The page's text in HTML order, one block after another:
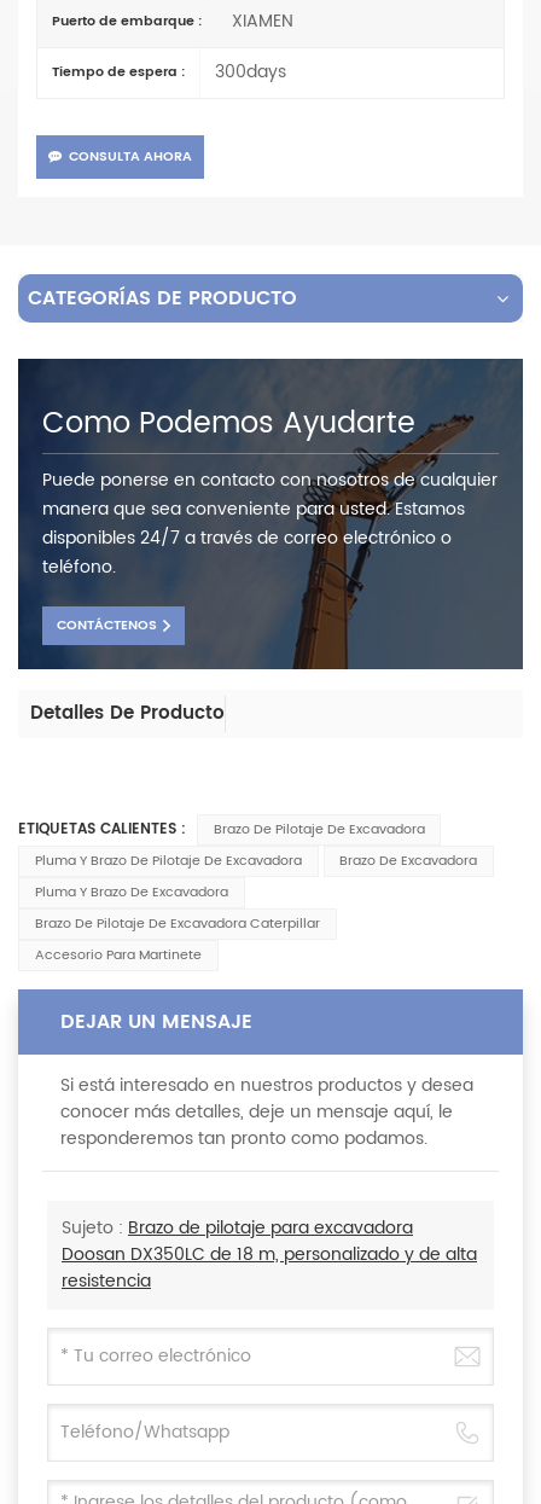
Puerto de embarque : XIAMEN
Tiempo de espera : 300days
CONSULTA AHORA
CATEGORÍAS DE PRODUCTO
Como Podemos Ayudarte
Puede ponerse en contacto con nosotros de cualquier
manera que sea conveniente para usted. Estamos
disponibles 24/7 a través de correo electrónico o
teléfono.
CONTÁCTENOS
Detalles De Producto
ETIQUETAS CALIENTES :
Brazo De Pilotaje De Excavadora
Pluma Y Brazo De Pilotaje De Excavadora
Brazo De Excavadora
Pluma Y Brazo De Excavadora
Brazo De Pilotaje De Excavadora Caterpillar
Accesorio Para Martinete
DEJAR UN MENSAJE
Si está interesado en nuestros productos y desea
conocer más detalles, deje un mensaje aquí, le
responderemos tan pronto como podamos.
Sujeto : Brazo de pilotaje para excavadora
Doosan DX350LC de 18 m, personalizado y de alta
resistencia